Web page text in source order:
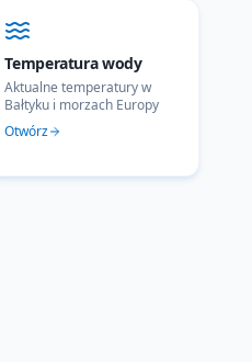
Temperatura wody
Aktualne temperatury w
Bałtyku i morzach Europy
Otwórz